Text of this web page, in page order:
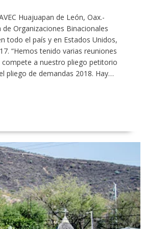
Huajuapan de León, Oax.-
Organizaciones Binacionales
todo el país y en Estados Unidos,
“Hemos tenido varias reuniones
a nuestro pliego petitorio
pliego de demandas 2018. Hay…